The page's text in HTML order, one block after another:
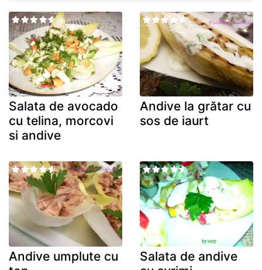
Salata de avocado
cu telina, morcovi
si andive
Andive la grătar cu
sos de iaurt
Andive umplute cu
Salata de andive